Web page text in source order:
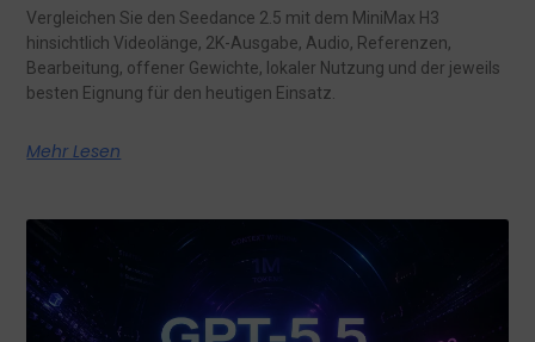
Vergleichen Sie den Seedance 2.5 mit dem MiniMax H3
hinsichtlich Videolänge, 2K-Ausgabe, Audio, Referenzen,
Bearbeitung, offener Gewichte, lokaler Nutzung und der jeweils
besten Eignung für den heutigen Einsatz.
Mehr Lesen